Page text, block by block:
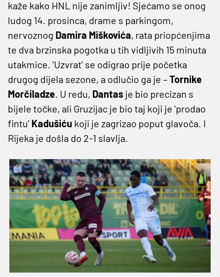
kaže kako HNL nije zanimljiv! Sjećamo se onog
ludog 14. prosinca, drame s parkingom,
nervoznog Damira Miškovića, rata priopćenjima
te dva brzinska pogotka u tih vidljivih 15 minuta
utakmice. 'Uzvrat' se odigrao prije početka
drugog dijela sezone, a odlučio ga je –Tornike
Morčiladze. U redu, Dantas je bio precizan s
bijele točke, ali Gruzijac je bio taj koji je 'prodao
fintu' Kadušiću koji je zagrizao poput glavoča. I
Rijeka je došla do 2-1 slavlja.